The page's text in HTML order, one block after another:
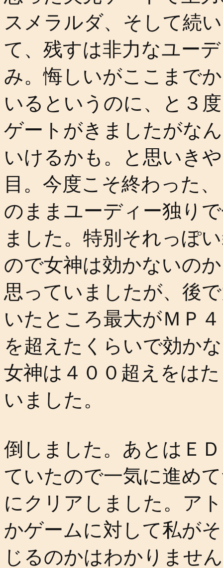
スメラルダ、そして続
て、残すは非力なユー
み。悔しいがここまで
いるというのに、と３
ゲートがきましたがな
いけるかも。と思いき
目。今度こそ終わった
のままユーディー独り
ました。特別それっぽ
ので女神は効かないの
思っていましたが、後
いたところ最大がＭＰ
を超えたくらいで効か
女神は４００超えをは
いました。
倒しました。あとはＥ
ていたので一気に進め
にクリアしました。ア
かゲームに対して私が
じるのかはわかりませ